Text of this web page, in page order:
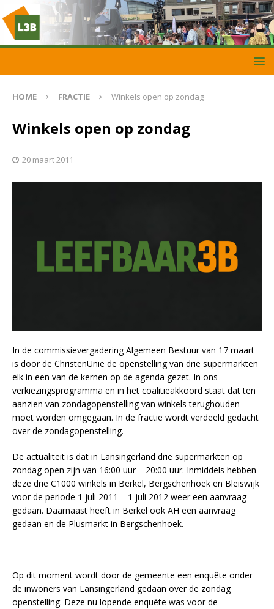
HOME FRACTIE Winkels open op zondag
Winkels open op zondag
20 maart 2011
In de commissievergadering Algemeen Bestuur van 17 maart
is door de ChristenUnie de openstelling van drie supermarkten
elk in een van de kernen op de agenda gezet. In ons
verkiezingsprogramma en in het coalitieakkoord staat dat ten
aanzien van zondagopenstelling van winkels terughouden
moet worden omgegaan. In de fractie wordt verdeeld gedacht
over de zondagopenstelling.
De actualiteit is dat in Lansingerland drie supermarkten op
zondag open zijn van 16:00 uur – 20:00 uur. Inmiddels hebben
deze drie C1000 winkels in Berkel, Bergschenhoek en Bleiswijk
voor de periode 1 juli 2011 – 1 juli 2012 weer een aanvraag
gedaan. Daarnaast heeft in Berkel ook AH een aanvraag
gedaan en de Plusmarkt in Bergschenhoek.
Op dit moment wordt door de gemeente een enquête onder
de inwoners van Lansingerland gedaan over de zondag
openstelling. Deze nu lopende enquête was voor de